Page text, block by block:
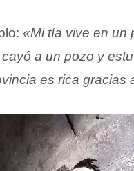
«Mi tía vive en un
a un pozo y
es rica gracias